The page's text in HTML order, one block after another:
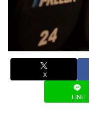
X
LINE